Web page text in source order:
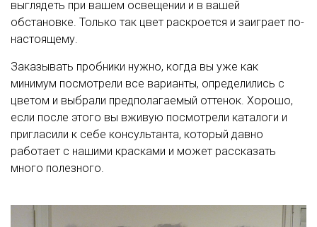
выглядеть при вашем освещении и в вашей
обстановке. Только так цвет раскроется и заиграет по-
настоящему.
Заказывать пробники нужно, когда вы уже как
минимум посмотрели все варианты, определились с
цветом и выбрали предполагаемый оттенок. Хорошо,
если после этого вы вживую посмотрели каталоги и
пригласили к себе консультанта, который давно
работает с нашими красками и может рассказать
много полезного.